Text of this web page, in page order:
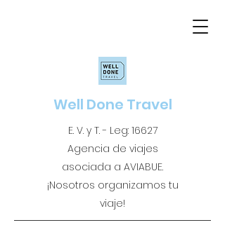
Well Done Travel
E. V. y T. - Leg: 16627
Agencia de viajes
asociada a AVIABUE.
¡Nosotros organizamos tu
viaje!